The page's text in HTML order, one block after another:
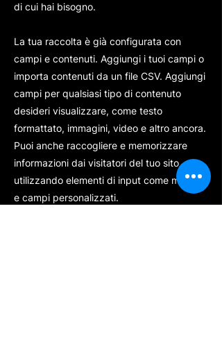
di cui hai bisogno.
La tua raccolta è già configurata con
campi e contenuti. Aggiungi i tuoi campi o
importa contenuti da un file CSV. Aggiungi
campi per qualsiasi tipo di contenuto
desideri visualizzare, come testo
formattato, immagini, video e altro ancora.
Puoi anche raccogliere e memorizzare
informazioni dai visitatori del tuo sito
utilizzando elementi di input come moduli
e campi personalizzati.